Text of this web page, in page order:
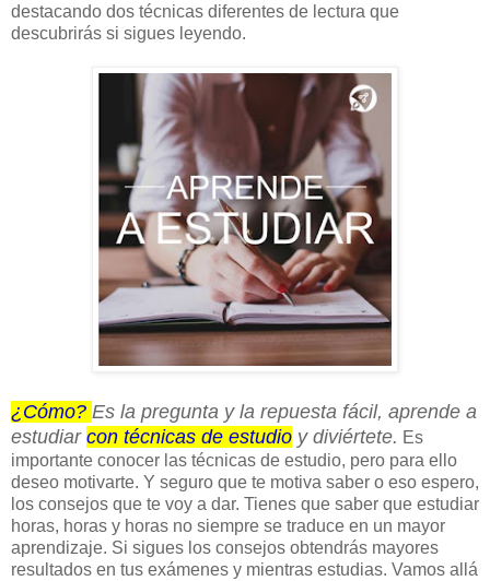
destacando dos técnicas diferentes de lectura que
descubrirás si sigues leyendo.
¿Cómo? Es la pregunta y la repuesta fácil, aprende a
estudiar con técnicas de estudio y diviértete. Es
importante conocer las técnicas de estudio, pero para ello
deseo motivarte. Y seguro que te motiva saber o eso espero,
los consejos que te voy a dar. Tienes que saber que estudiar
horas, horas y horas no siempre se traduce en un mayor
aprendizaje. Si sigues los consejos obtendrás mayores
resultados en tus exámenes y mientras estudias. Vamos allá